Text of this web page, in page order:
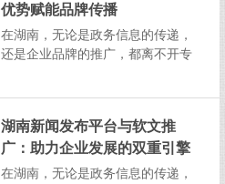
台，直接影响着目标受众触达效率
与内容的...
优势赋能品牌传播
在湖南，无论是政务信息的传递，
还是企业品牌的推广，都离不开专
活力的土地上稳健前行提供强大动
力。湖南省级新闻发布平台：权威
与多元并存政务类平台：官方声音...
湖南新闻发布平台与软文推
广：助力企业发展的双重引擎
在湖南，无论是政务信息的传递，